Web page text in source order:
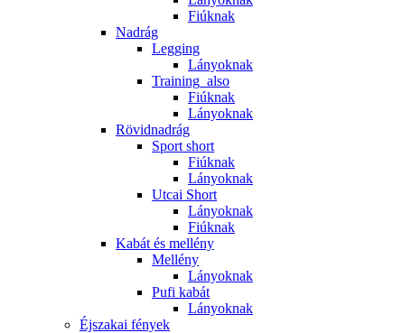
Fiúknak
Nadrág
Legging
Lányoknak
Training_also
Fiúknak
Lányoknak
Rövidnadrág
Sport short
Fiúknak
Lányoknak
Utcai Short
Lányoknak
Fiúknak
Kabát és mellény
Mellény
Lányoknak
Pufi kabát
Lányoknak
Éjszakai fények